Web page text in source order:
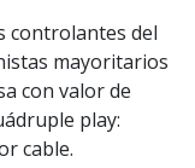
controlantes del
mayoritarios
con valor de
play:
cable.